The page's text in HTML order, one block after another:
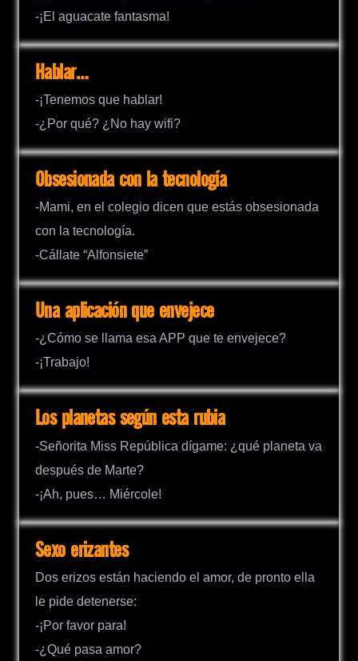
-¡El aguacate fantasma!
Hablar…
-¡Tenemos que hablar!
-¿Por qué? ¿No hay wifi?
Obsesionada con la tecnología
-Mami, en el colegio dicen que estás obsesionada
con la tecnología.
-Cállate “Alfonsiete”
Una aplicación que envejece
-¿Cómo se llama esa APP que te envejece?
-¡Trabajo!
Los planetas según esta rubia
-Señorita Miss República dígame: ¿qué planeta va
después de Marte?
-¡Ah, pues… Miércole!
Sexo erizantes
Dos erizos están haciendo el amor, de pronto ella
le pide detenerse:
-¡Por favor para!
-¿Qué pasa amor?